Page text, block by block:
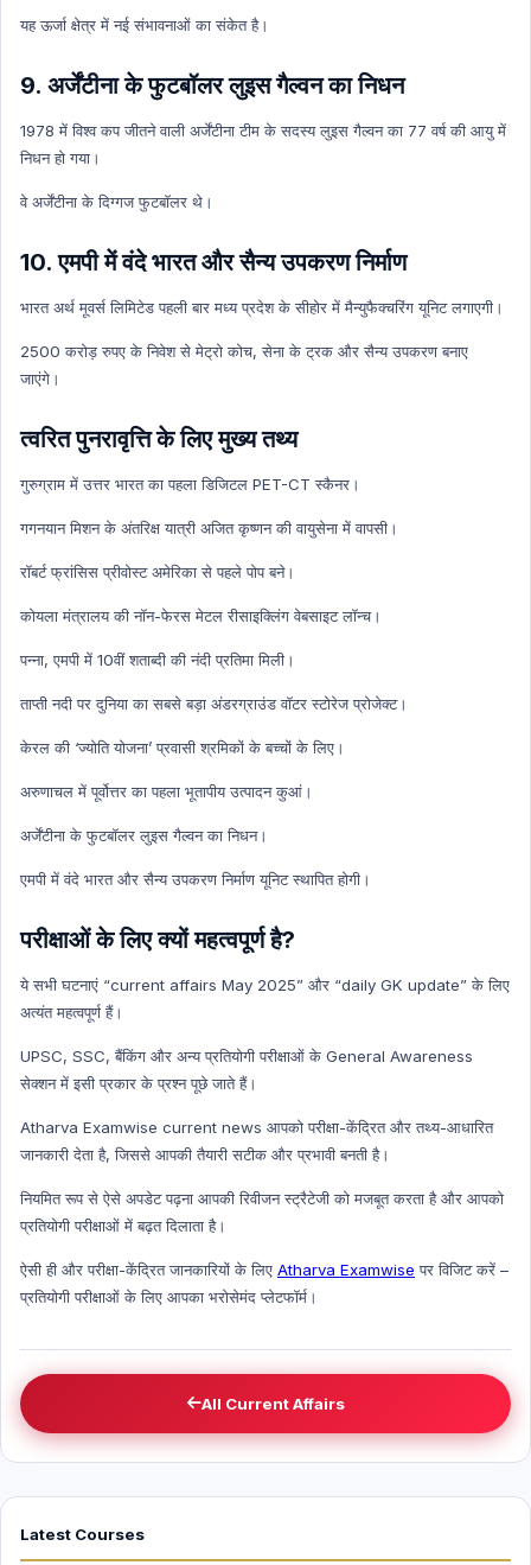
Ncert Concept Hindi
Education Hindi
यह ऊर्जा क्षेत्र में नई संभावनाओं का संकेत है।
9. अर्जेंटीना के फुटबॉलर लुइस गैल्वन का निधन
1978 में विश्व कप जीतने वाली अर्जेंटीना टीम के सदस्य लुइस गैल्वन का 77 वर्ष की आयु में
निधन हो गया।
वे अर्जेंटीना के दिग्गज फुटबॉलर थे।
10. एमपी में वंदे भारत और सैन्य उपकरण निर्माण
भारत अर्थ मूवर्स लिमिटेड पहली बार मध्य प्रदेश के सीहोर में मैन्युफैक्चरिंग यूनिट लगाएगी।
2500 करोड़ रुपए के निवेश से मेट्रो कोच, सेना के ट्रक और सैन्य उपकरण बनाए
जाएंगे।
त्वरित पुनरावृत्ति के लिए मुख्य तथ्य
गुरुग्राम में उत्तर भारत का पहला डिजिटल PET-CT स्कैनर।
गगनयान मिशन के अंतरिक्ष यात्री अजित कृष्णन की वायुसेना में वापसी।
रॉबर्ट फ्रांसिस प्रीवोस्ट अमेरिका से पहले पोप बने।
कोयला मंत्रालय की नॉन-फेरस मेटल रीसाइक्लिंग वेबसाइट लॉन्च।
पन्ना, एमपी में 10वीं शताब्दी की नंदी प्रतिमा मिली।
ताप्ती नदी पर दुनिया का सबसे बड़ा अंडरग्राउंड वॉटर स्टोरेज प्रोजेक्ट।
केरल की ‘ज्योति योजना’ प्रवासी श्रमिकों के बच्चों के लिए।
अरुणाचल में पूर्वोत्तर का पहला भूतापीय उत्पादन कुआं।
अर्जेंटीना के फुटबॉलर लुइस गैल्वन का निधन।
एमपी में वंदे भारत और सैन्य उपकरण निर्माण यूनिट स्थापित होगी।
परीक्षाओं के लिए क्यों महत्वपूर्ण है?
ये सभी घटनाएं “current affairs May 2025” और “daily GK update” के लिए
अत्यंत महत्वपूर्ण हैं।
UPSC, SSC, बैंकिंग और अन्य प्रतियोगी परीक्षाओं के General Awareness
सेक्शन में इसी प्रकार के प्रश्न पूछे जाते हैं।
Atharva Examwise current news आपको परीक्षा-केंद्रित और तथ्य-आधारित
जानकारी देता है, जिससे आपकी तैयारी सटीक और प्रभावी बनती है।
नियमित रूप से ऐसे अपडेट पढ़ना आपकी रिवीजन स्ट्रैटेजी को मजबूत करता है और आपको
प्रतियोगी परीक्षाओं में बढ़त दिलाता है।
ऐसी ही और परीक्षा-केंद्रित जानकारियों के लिए Atharva Examwise पर विजिट करें –
प्रतियोगी परीक्षाओं के लिए आपका भरोसेमंद प्लेटफॉर्म।
All Current Affairs
Latest Courses